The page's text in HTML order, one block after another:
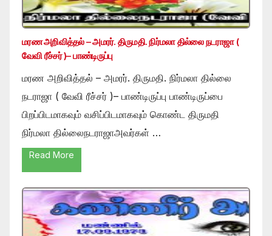
மரண அறிவித்தல் – அமரர். திருமதி. நிர்மலா தில்லை நடராஜா (
வேவி ரீச்சர் )– பாண்டிருப்பு
மரண அறிவித்தல் – அமரர். திருமதி. நிர்மலா தில்லை
நடராஜா ( வேவி ரீச்சர் )– பாண்டிருப்பு பாண்டிருப்பை
பிறப்பிடமாகவும் வசிப்பிடமாகவும் கொண்ட திருமதி
நிர்மலா தில்லைநடராஜாஅவர்கள் …
Read More